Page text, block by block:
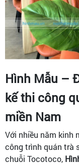
Hình Mẫu –
kế thi công
miền Nam
Với nhiều năm kinh
công trình quán trà
chuỗi Tocotoco,